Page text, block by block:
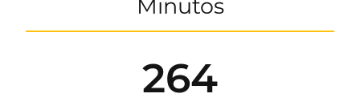
Minutos
264